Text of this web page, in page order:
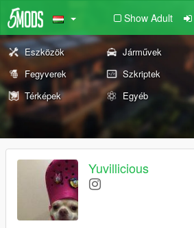
Show Adult
Eszközök Járművek
Fegyverek
Szkriptek
Térképek
Egyéb
Yuvillicious